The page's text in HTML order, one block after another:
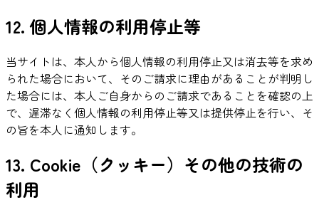
12. 個人情報の利用停止等
当サイトは、本人から個人情報の利用停止又は消去等を求め
られた場合において、そのご請求に理由があることが判明し
た場合には、本人ご自身からのご請求であることを確認の上
で、遅滞なく個人情報の利用停止等又は提供停止を行い、そ
の旨を本人に通知します。
13. Cookie（クッキー）その他の技術の
利用